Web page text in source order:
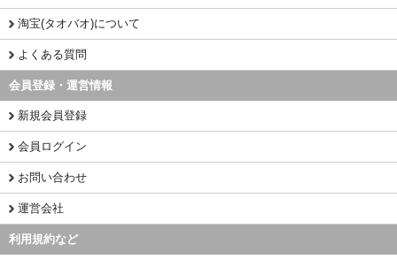
淘宝(タオバオ)について
よくある質問
会員登録・運営情報
新規会員登録
会員ログイン
お問い合わせ
運営会社
利用規約など